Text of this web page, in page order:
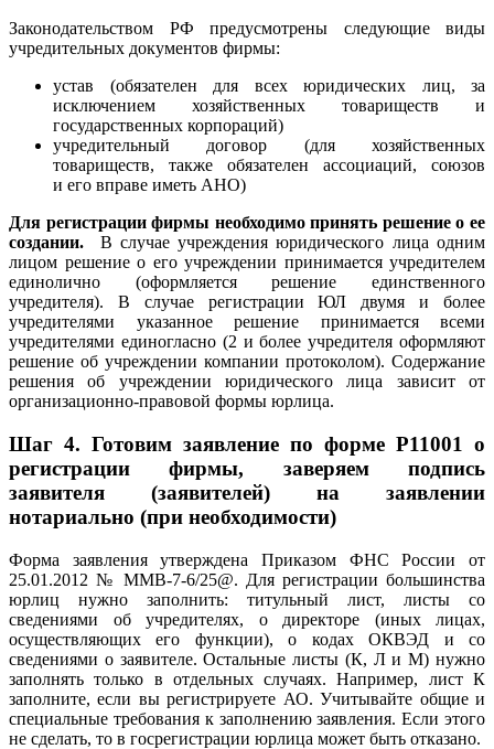
Законодательством РФ предусмотрены следующие виды
учредительных документов фирмы:
устав (обязателен для всех юридических лиц, за
исключением хозяйственных товариществ и
государственных корпораций)
учредительный договор (для хозяйственных
товариществ, также обязателен ассоциаций, союзов
и его вправе иметь АНО)
Для регистрации фирмы необходимо принять решение о ее
создании. В случае учреждения юридического лица одним
лицом решение о его учреждении принимается учредителем
единолично (оформляется решение единственного
учредителя). В случае регистрации ЮЛ двумя и более
учредителями указанное решение принимается всеми
учредителями единогласно (2 и более учредителя оформляют
решение об учреждении компании протоколом). Содержание
решения об учреждении юридического лица зависит от
организационно-правовой формы юрлица.
Шаг 4. Готовим заявление по форме Р11001 о
регистрации фирмы, заверяем подпись
заявителя (заявителей) на заявлении
нотариально (при необходимости)
Форма заявления утверждена Приказом ФНС России от
25.01.2012 № ММВ-7-6/25@. Для регистрации большинства
юрлиц нужно заполнить: титульный лист, листы со
сведениями об учредителях, о директоре (иных лицах,
осуществляющих его функции), о кодах ОКВЭД и со
сведениями о заявителе. Остальные листы (К, Л и М) нужно
заполнять только в отдельных случаях. Например, лист К
заполните, если вы регистрируете АО. Учитывайте общие и
специальные требования к заполнению заявления. Если этого
не сделать, то в госрегистрации юрлица может быть отказано.